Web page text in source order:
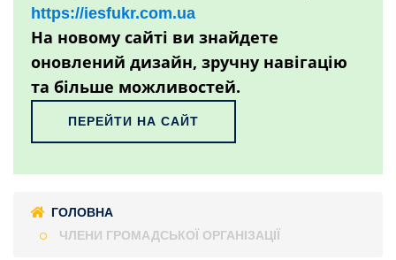
https://iesfukr.com.ua
На новому сайті ви знайдете
оновлений дизайн, зручну навігацію
та більше можливостей.
ПЕРЕЙТИ НА САЙТ
ГОЛОВНА
ЧЛЕНИ ГРОМАДСЬКОЇ ОРГАНІЗАЦІЇ